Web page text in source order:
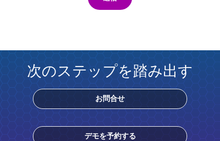
次のステップを踏み出す
お問合せ
デモを予約する